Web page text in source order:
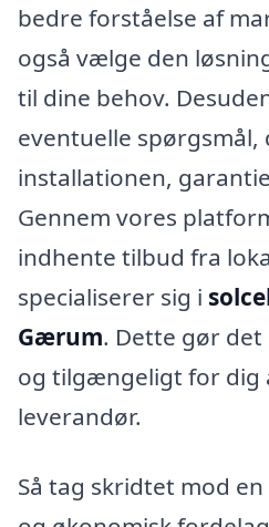
bedre forståelse af
også vælge den
til dine behov.
eventuelle spørgsmål,
installationen,
Gennem vores
indhente tilbud fra
specialiserer sig i
Gærum. Dette gør
og tilgængeligt for dig
leverandør.
Så tag skridtet mod